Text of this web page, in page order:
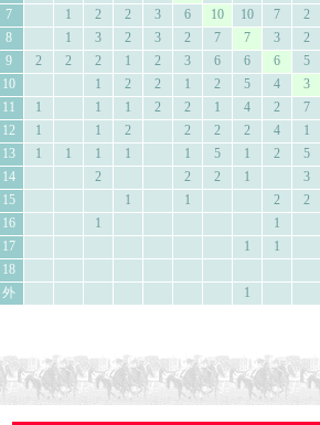
7 1 2 2 3 6 10 10 7
2
8 1 3 2 3 2 7 7 3
2
9 2 2 2 1 2 3 6 6 6
5
10 1 2 2 1 2 5 4
3
11 1 1 1 2 2 1 4 2
7
12 1 1 2 2 2 2 4
1
13 1 1 1 1 1 5 1 2
5
14 2 2 2 1
3
15 1 1 2
2
16 1
1
17 1
1
18
外 1